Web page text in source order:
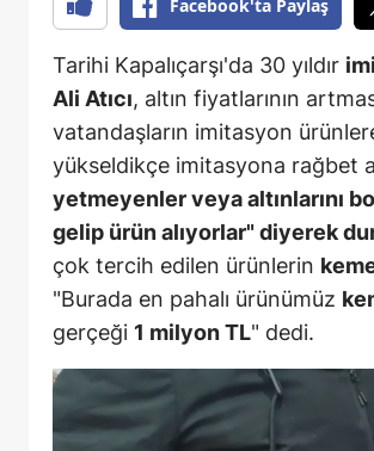
Facebook'ta Paylaş
Tarihi Kapalıçarşı'da 30 yıldır
Ali Atıcı, altın fiyatlarının
vatandaşların imitasyon
yükseldikçe imitasyona rağbet
yetmeyenler veya altınlarını
gelip ürün alıyorlar" diyerek
çok tercih edilen ürünlerin
"Burada en pahalı ürünümüz
gerçeği 1 milyon TL" dedi.